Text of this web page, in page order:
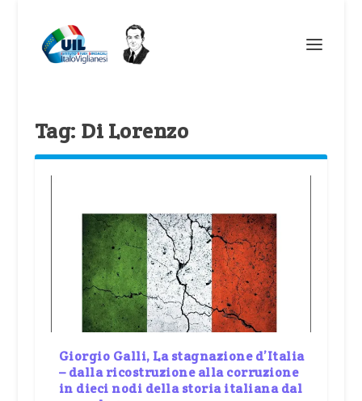
Tag: Di Lorenzo
Giorgio Galli, La stagnazione d’Italia
– dalla ricostruzione alla corruzione
in dieci nodi della storia italiana dal